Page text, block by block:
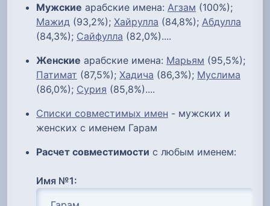
Мужские арабские имена: Агзам (100%);
Мажид (93,2%); Хайрулла (84,8%); Абдулла
(84,3%); Сайфулла (82,0%)....
Женские арабские имена: Марьям (95,5%);
Патимат (87,5%); Хадича (86,3%); Муслима
(86,0%); Сурия (85,8%)....
Списки совместимых имен - мужских и
женских с именем Гарам
Расчет совместимости с любым именем:
Имя №1: